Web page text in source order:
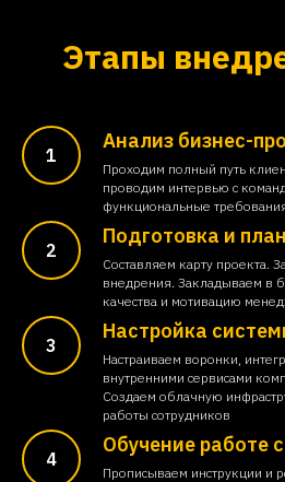
Этапы
Анализ бизнес-
Проходим полный путь
проводим интервью с
функциональные
Подготовка и
Составляем карту проекта.
внедрения. Закладываем в
качества и мотивацию
Настройка
Настраиваем воронки,
внутренними сервисами
Создаем облачную
работы сотрудников
Обучение работе
Прописываем инструкции и